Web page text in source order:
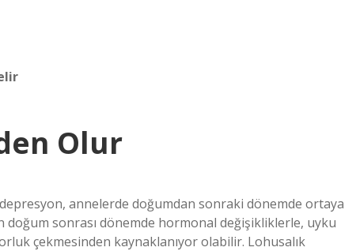
Olur
annelerde doğumdan sonraki dönemde ortaya
doğum sonrası dönemde hormonal değişikliklerle, uyku
çekmesinden kaynaklanıyor olabilir. Lohusalık